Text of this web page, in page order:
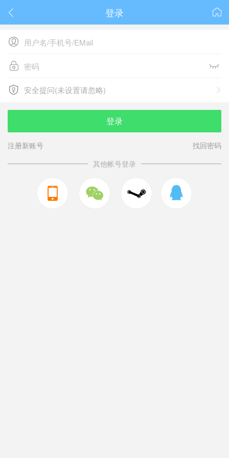
 
登录

 
 
安全提问(未设置请忽略)
安全提问(未设置请忽略)
登录
注册新账号
找回密码
其他帐号登录
  